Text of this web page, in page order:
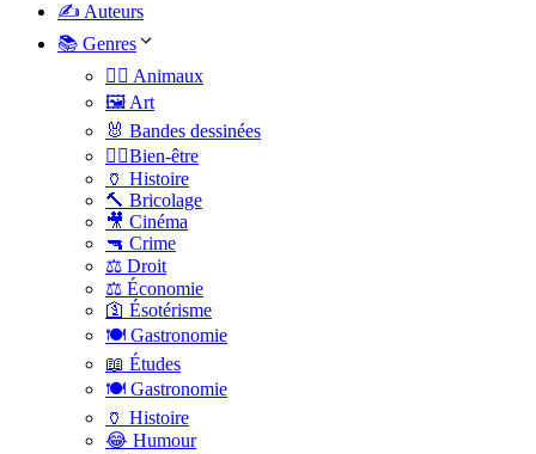
✍️ Auteurs
📚 Genres
🐕‍🦺 Animaux
🖼️ Art
🐰 Bandes dessinées
🧑‍⚕️Bien-être
🏺 Histoire
🔨 Bricolage
🎥 Cinéma
🔫 Crime
⚖️ Droit
⚖️ Économie
🛐 Ésotérisme
🍽️ Gastronomie
📖 Études
🍽️ Gastronomie
🏺 Histoire
😂 Humour